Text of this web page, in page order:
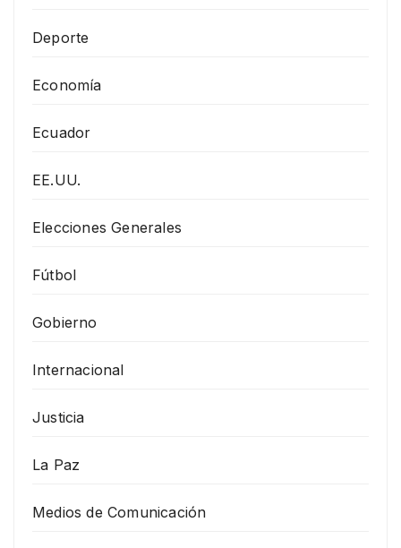
Deporte
Economía
Ecuador
EE.UU.
Elecciones Generales
Fútbol
Gobierno
Internacional
Justicia
La Paz
Medios de Comunicación